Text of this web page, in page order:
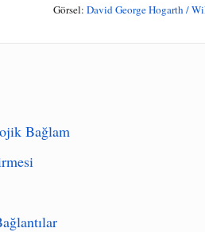
Görsel: David George Hogarth /
Bağlam